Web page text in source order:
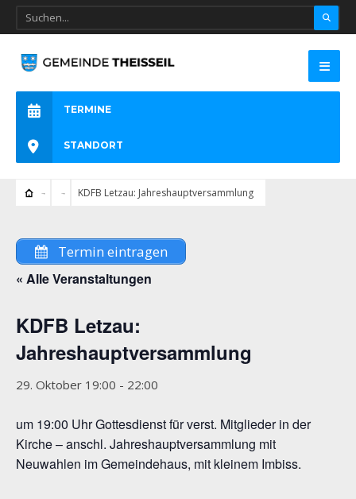
TERMINE
STANDORT
KDFB Letzau: Jahreshauptversammlung
Termin eintragen
« Alle Veranstaltungen
KDFB Letzau:
Jahreshauptversammlung
29. Oktober 19:00 - 22:00
um 19:00 Uhr Gottesdienst für verst. Mitglieder in der
Kirche – anschl. Jahreshauptversammlung mit
Neuwahlen im Gemeindehaus, mit kleinem Imbiss.